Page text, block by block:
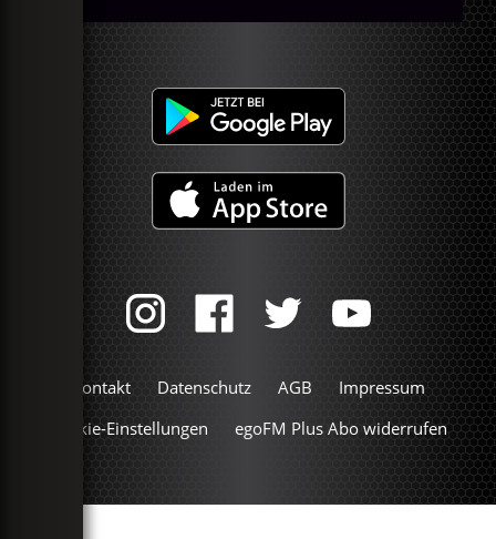
Kontakt Datenschutz AGB
Impressum
Cookie-Einstellungen
egoFM Plus Abo widerrufen